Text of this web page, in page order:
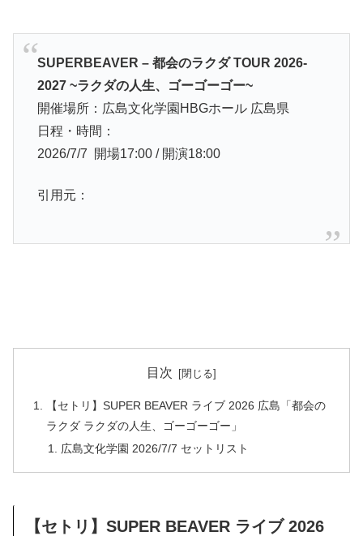
SUPERBEAVER – 都会のラクダ TOUR 2026-
2027 ~ラクダの人生、ゴーゴーゴー~
開催場所：広島文化学園HBGホール 広島県
日程・時間：
2026/7/7 開場17:00 / 開演18:00
引用元：
目次
【セトリ】SUPER BEAVER ライブ 2026 広島「都会の
ラクダ ラクダの人生、ゴーゴーゴー」
広島文化学園 2026/7/7 セットリスト
【セトリ】SUPER BEAVER ライブ 2026